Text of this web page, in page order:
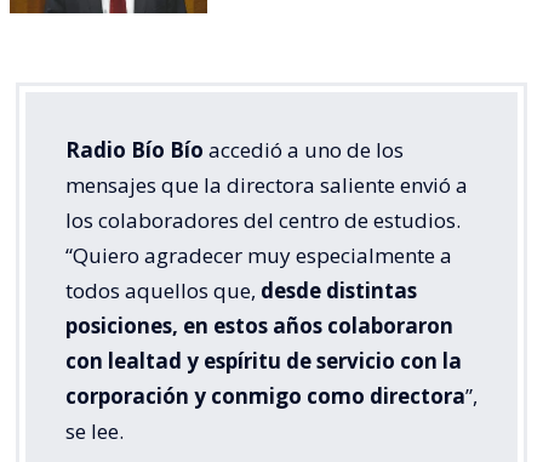
Radio Bío Bío accedió a uno de los
mensajes que la directora saliente envió a
los colaboradores del centro de estudios.
“Quiero agradecer muy especialmente a
todos aquellos que, desde distintas
posiciones, en estos años colaboraron
con lealtad y espíritu de servicio con la
corporación y conmigo como directora”,
se lee.